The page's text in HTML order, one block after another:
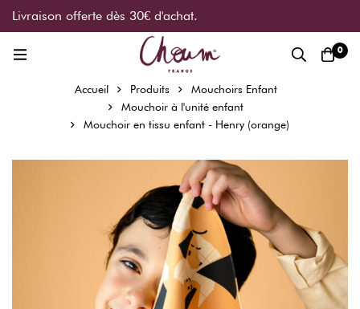
Livraison offerte dès 30€ d'achat.
0
Accueil Produits
Mouchoirs Enfant
Mouchoir à l'unité enfant
Mouchoir en tissu enfant - Henry (orange)